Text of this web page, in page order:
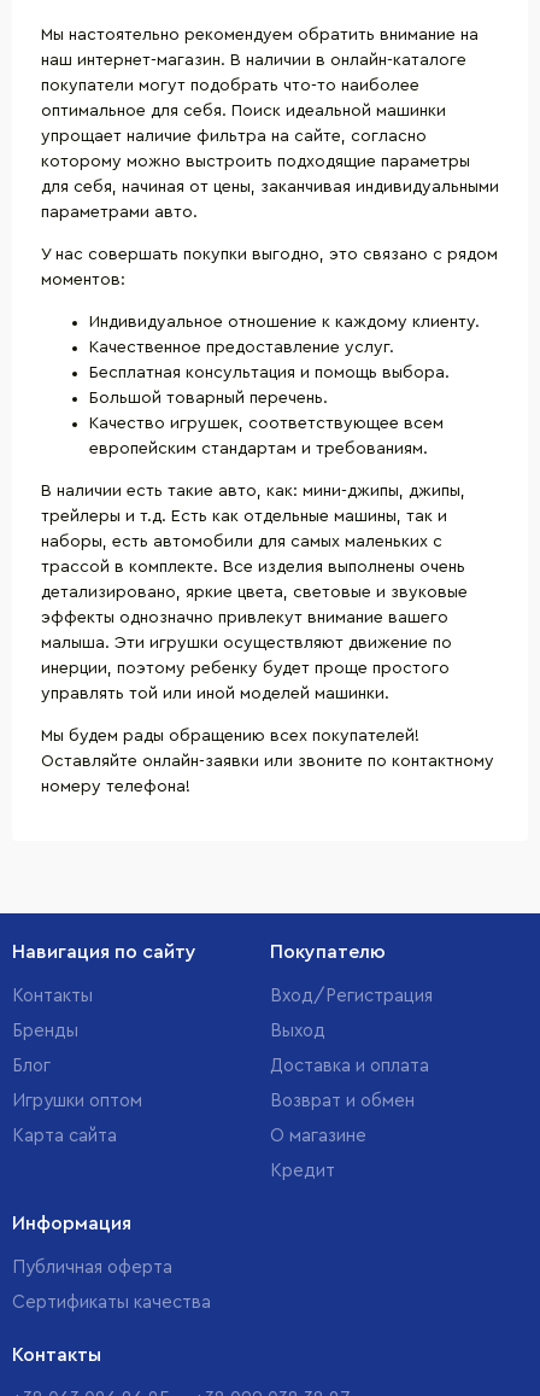
Мы настоятельно рекомендуем обратить внимание на
наш интернет-магазин. В наличии в онлайн-каталоге
покупатели могут подобрать что-то наиболее
оптимальное для себя. Поиск идеальной машинки
упрощает наличие фильтра на сайте, согласно
которому можно выстроить подходящие параметры
для себя, начиная от цены, заканчивая индивидуальными
параметрами авто.
У нас совершать покупки выгодно, это связано с рядом
моментов:
Индивидуальное отношение к каждому клиенту.
Качественное предоставление услуг.
Бесплатная консультация и помощь выбора.
Большой товарный перечень.
Качество игрушек, соответствующее всем
европейским стандартам и требованиям.
В наличии есть такие авто, как: мини-джипы, джипы,
трейлеры и т.д. Есть как отдельные машины, так и
наборы, есть автомобили для самых маленьких с
трассой в комплекте. Все изделия выполнены очень
детализировано, яркие цвета, световые и звуковые
эффекты однозначно привлекут внимание вашего
малыша. Эти игрушки осуществляют движение по
инерции, поэтому ребенку будет проще простого
управлять той или иной моделей машинки.
Мы будем рады обращению всех покупателей!
Оставляйте онлайн-заявки или звоните по контактному
номеру телефона!
Навигация по сайту
Контакты
Бренды
Блог
Игрушки оптом
Карта сайта
Покупателю
Вход/Регистрация
Выход
Доставка и оплата
Возврат и обмен
О магазине
Кредит
Информация
Публичная оферта
Сертификаты качества
Контакты